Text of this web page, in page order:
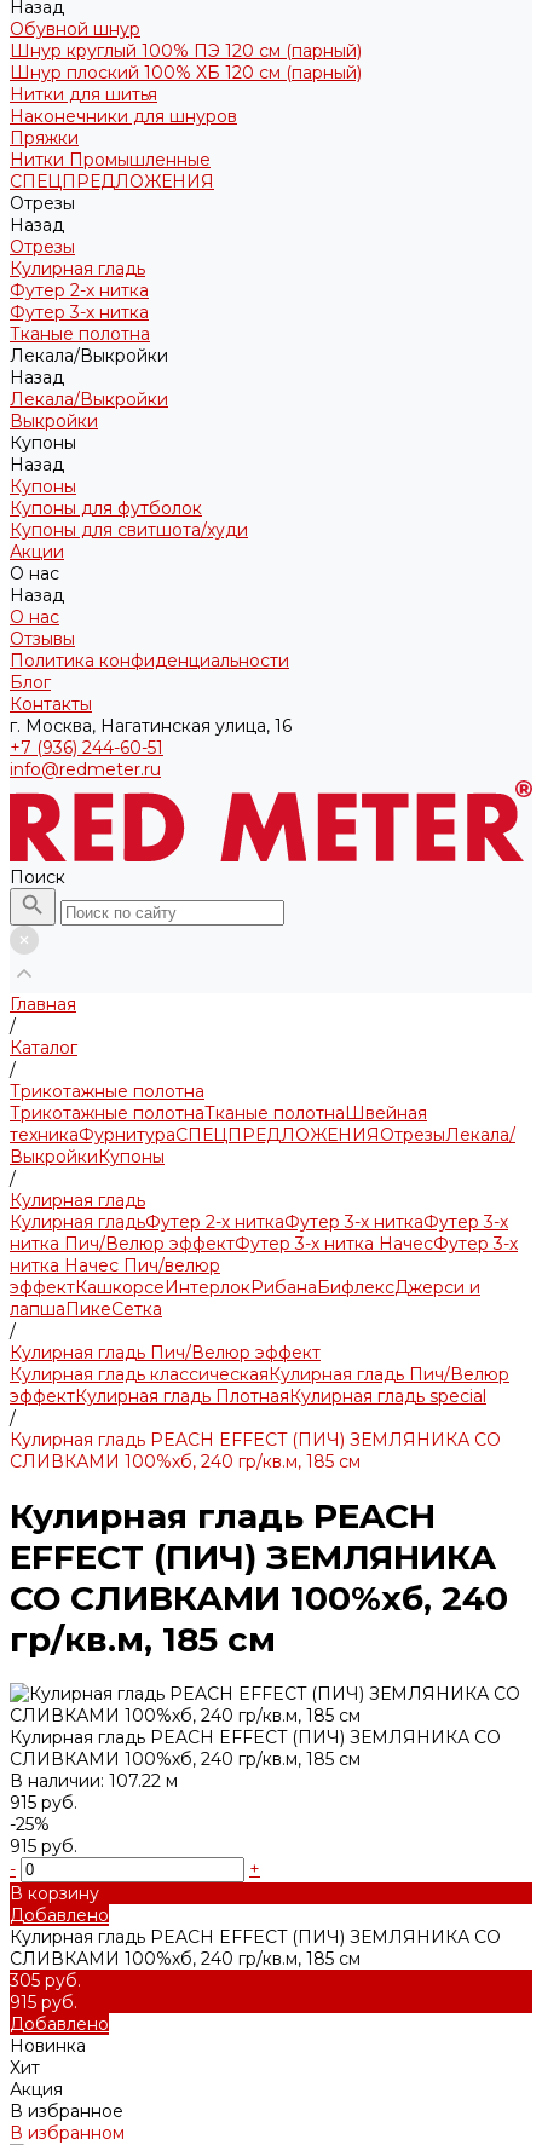
Назад
Обувной шнур
Шнур круглый 100% ПЭ 120 см (парный)
Шнур плоский 100% ХБ 120 см (парный)
Нитки для шитья
Наконечники для шнуров
Пряжки
Нитки Промышленные
СПЕЦПРЕДЛОЖЕНИЯ
Отрезы
Назад
Отрезы
Кулирная гладь
Футер 2-х нитка
Футер 3-х нитка
Тканые полотна
Лекала/Выкройки
Назад
Лекала/Выкройки
Выкройки
Купоны
Назад
Купоны
Купоны для футболок
Купоны для свитшота/худи
Акции
О нас
Назад
О нас
Отзывы
Политика конфиденциальности
Блог
Контакты
г. Москва, Нагатинская улица, 16
+7 (936) 244-60-51
info@redmeter.ru
Поиск
Главная
/
Каталог
/
Трикотажные полотна
Трикотажные полотнаТканые полотнаШвейная
техникаФурнитураСПЕЦПРЕДЛОЖЕНИЯОтрезыЛекала/
ВыкройкиКупоны
/
Кулирная гладь
Кулирная гладьФутер 2-х ниткаФутер 3-х ниткаФутер 3-х
нитка Пич/Велюр эффектФутер 3-х нитка НачесФутер 3-х
нитка Начес Пич/велюр
эффектКашкорсеИнтерлокРибанаБифлексДжерси и
лапшаПикеСетка
/
Кулирная гладь Пич/Велюр эффект
Кулирная гладь классическаяКулирная гладь Пич/Велюр
эффектКулирная гладь ПлотнаяКулирная гладь special
/
Кулирная гладь PEACH EFFECT (ПИЧ) ЗЕМЛЯНИКА СО
СЛИВКАМИ 100%хб, 240 гр/кв.м, 185 см
Кулирная гладь PEACH
EFFECT (ПИЧ) ЗЕМЛЯНИКА
СО СЛИВКАМИ 100%хб, 240
гр/кв.м, 185 см
Кулирная гладь PEACH EFFECT (ПИЧ) ЗЕМЛЯНИКА СО
СЛИВКАМИ 100%хб, 240 гр/кв.м, 185 см
В наличии: 107.22 м
915 руб.
-25%
915 руб.
-
+
В корзину
Добавлено
Кулирная гладь PEACH EFFECT (ПИЧ) ЗЕМЛЯНИКА СО
СЛИВКАМИ 100%хб, 240 гр/кв.м, 185 см
305 руб.
915 руб.
Добавлено
Новинка
Хит
Акция
В избранное
В избранном